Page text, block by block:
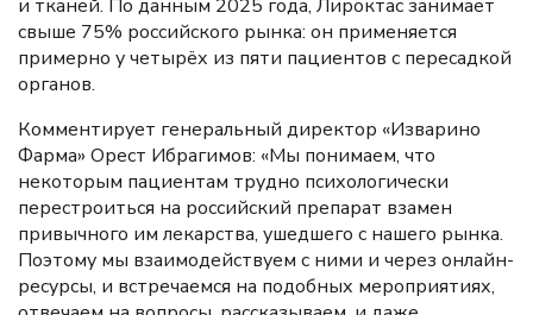
и тканей. По данным 2025 года, Лироктас занимает
свыше 75% российского рынка: он применяется
примерно у четырёх из пяти пациентов с пересадкой
органов.
Комментирует генеральный директор «Изварино
Фарма» Орест Ибрагимов: «Мы понимаем, что
некоторым пациентам трудно психологически
перестроиться на российский препарат взамен
привычного им лекарства, ушедшего с нашего рынка.
Поэтому мы взаимодействуем с ними и через онлайн-
ресурсы, и встречаемся на подобных мероприятиях,